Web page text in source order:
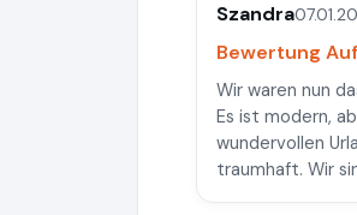
Szandra
Bewertung
Wir waren nun
Es ist modern,
wundervollen
traumhaft. Wir